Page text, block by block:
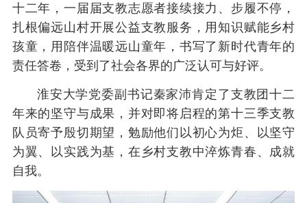
十二年，一届届支教志愿者接续接力、步履不停，
扎根偏远山村开展公益支教服务，用知识赋能乡村
孩童，用陪伴温暖远山童年，书写了新时代青年的
责任答卷，受到了社会各界的广泛认可与好评。
淮安大学党委副书记秦家沛肯定了支教团十二
年来的坚守与成果，并对即将启程的第十三季支教
队员寄予殷切期望，勉励他们以初心为炬、以坚守
为翼、以实践为基，在乡村支教中淬炼青春、成就
自我。